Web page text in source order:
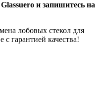
и запишитесь на
лобовых стекол для
гарантией качества!